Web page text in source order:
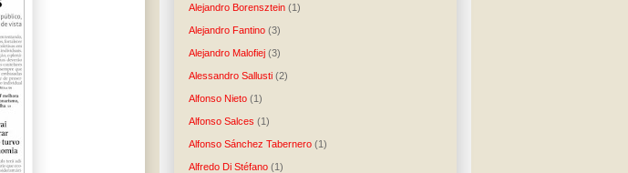
Alejandro Borensztein (1)
Alejandro Fantino (3)
Alejandro Malofiej (3)
Alessandro Sallusti (2)
Alfonso Nieto (1)
Alfonso Salces (1)
Alfonso Sánchez Tabernero (1)
Alfredo Di Stéfano (1)